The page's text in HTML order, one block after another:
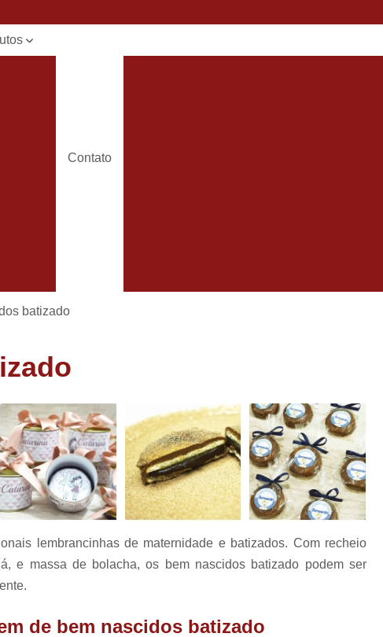
de
Contato
Bem Nascidos na Fraldinha
Bem Nascidos para Festa
Charuto de Chocolate Batizado
Charuto de Chocolate Chá de Bebê
Charuto de Chocolate
Charuto de Chocolate Lembrança
Charuto de Chocolate Recheado
batizado
lembrancinhas de maternidade e batizados. Com recheio
e massa de bolacha, os bem nascidos batizado podem ser
de bem nascidos batizado